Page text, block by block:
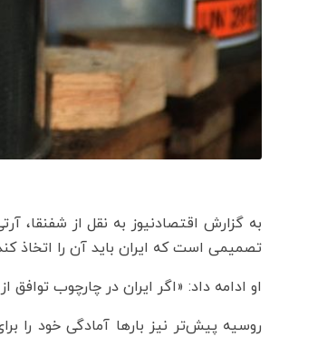
به گزارش اقتصادنیوز به نقل از شفنقا،
تصمیمی است که ایران باید آن را اتخاذ
او ادامه داد: «اگر ایران در چارچوب توافق
روسیه پیش‌تر نیز بارها آمادگی خود را